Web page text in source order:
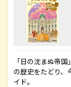
「日の沈まぬ帝
の歴史をたどり、
イド。